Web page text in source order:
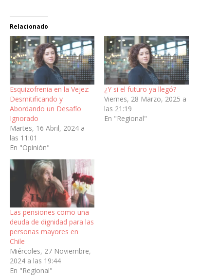
Relacionado
Esquizofrenia en la Vejez:
Desmitificando y
Abordando un Desafío
Ignorado
Martes, 16 Abril, 2024 a
las 11:01
En "Opinión"
¿Y si el futuro ya llegó?
Viernes, 28 Marzo, 2025 a
las 21:19
En "Regional"
Las pensiones como una
deuda de dignidad para las
personas mayores en
Chile
Miércoles, 27 Noviembre,
2024 a las 19:44
En "Regional"